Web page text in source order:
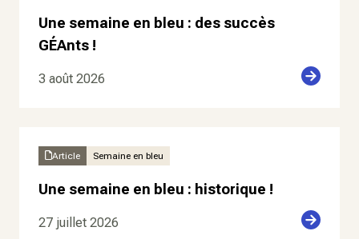
Une semaine en bleu : des succès
GÉAnts !
3 août 2026
Article Semaine en bleu
Une semaine en bleu : historique !
27 juillet 2026